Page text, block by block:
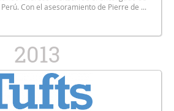
Con el asesoramiento de Pierre de ...
2013